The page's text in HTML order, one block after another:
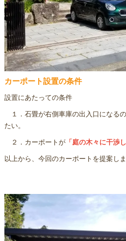
カーポート設置の条件
設置にあたっての条件
１．石畳が右側車庫の出入口になる
たい。
２．カーポートが「庭の木々に干渉
以上から、今回のカーポートを提案しま